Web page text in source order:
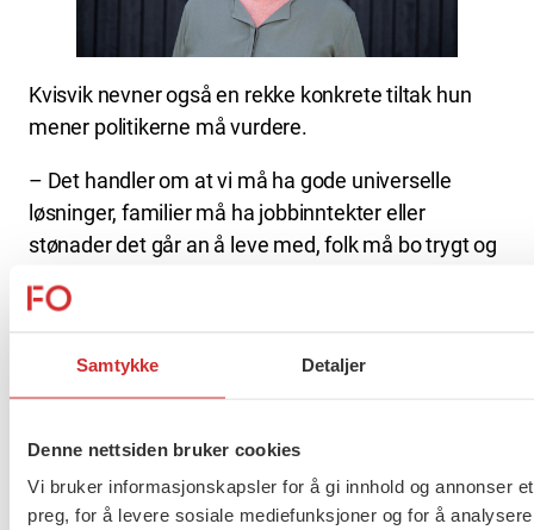
Samtykke Detaljer
Denne nettsiden bruker cookies
Vi bruker informasjonskapsler for å gi innhold og annonser
preg, for å levere sosiale mediefunksjoner og for å
Kvisvik nevner også en rekke konkrete tiltak hun
mener politikerne må vurdere.
– Det handler om at vi må ha gode universelle
løsninger, familier må ha jobbinntekter eller
stønader det går an å leve med, folk må bo trygt og
og nærmiljø som tidlig kan identifisere og iverksette
miljøterapeuter i skolen kan være ett slik tiltak,
påpeker hun.
Forbundslederen mener koronakrisen har bidratt til
å forverre situasjonen.